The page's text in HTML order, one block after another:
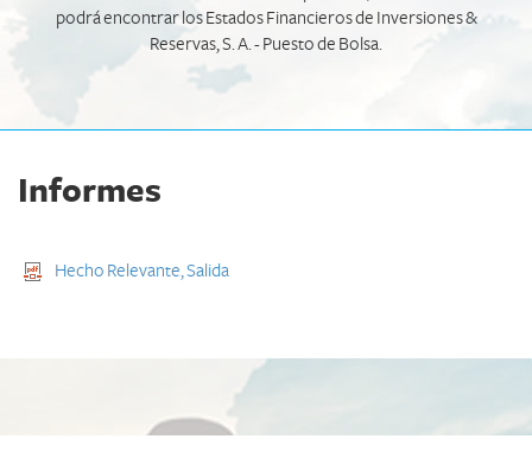
podrá encontrar los Estados Financieros de Inversiones &
Reservas, S. A. - Puesto de Bolsa.
Informes
Hecho Relevante, Salida